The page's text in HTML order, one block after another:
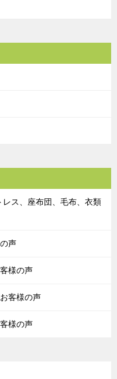
ス、座布団、毛布、衣類
声
様の声
客様の声
様の声